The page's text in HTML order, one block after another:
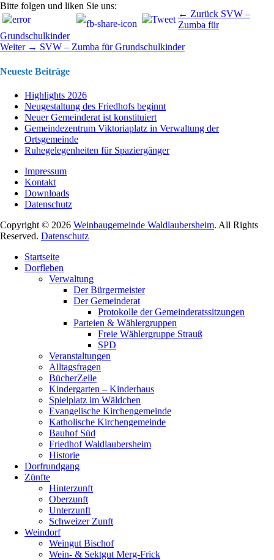
Bitte folgen und liken Sie uns:
Beitragsnavigation ← Zurück SVW –
Zumba für
Grundschulkinder
Weiter → Nächster
SVW – Zumba für Grundschulkinder
Neueste Beiträge
Highlights 2026
Neugestaltung des Friedhofs beginnt
Neuer Gemeinderat ist konstituiert
Gemeindezentrum Viktoriaplatz in Verwaltung der
Ortsgemeinde
Ruhegelegenheiten für Spaziergänger
Impressum
Kontakt
Downloads
Datenschutz
Copyright © 2026 Weinbaugemeinde Waldlaubersheim. All Rights
Reserved. Datenschutz
oben
scrollen
Startseite
Dorfleben
Verwaltung
Der Bürgermeister
Der Gemeinderat
Protokolle der Gemeinderatssitzungen
Parteien & Wählergruppen
Freie Wählergruppe Strauß
SPD
Veranstaltungen
Alltagsfragen
BücherZelle
Kindergarten – Kinderhaus
Spielplatz im Wäldchen
Evangelische Kirchengemeinde
Katholische Kirchengemeinde
Bauhof Süd
Friedhof Waldlaubersheim
Historie
Dorfrundgang
Zünfte
Hinterzunft
Oberzunft
Unterzunft
Schweizer Zunft
Weindorf
Weingut Bischof
Wein- & Sektgut Merg-Frick